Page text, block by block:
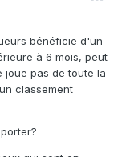
bénéficie d'un
à 6 mois, peut-
joue pas de toute la
classement